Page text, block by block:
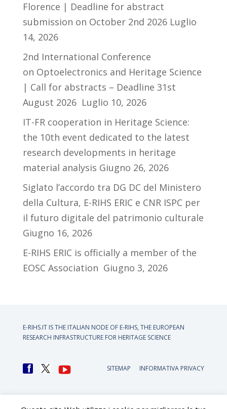
Florence | Deadline for abstract
submission on October 2nd 2026 Luglio
14, 2026
2nd International Conference
on Optoelectronics and Heritage Science
| Call for abstracts – Deadline 31st
August 2026 Luglio 10, 2026
IT-FR cooperation in Heritage Science:
the 10th event dedicated to the latest
research developments in heritage
material analysis Giugno 26, 2026
Siglato l’accordo tra DG DC del Ministero
della Cultura, E-RIHS ERIC e CNR ISPC per
il futuro digitale del patrimonio culturale
Giugno 16, 2026
E-RIHS ERIC is officially a member of the
EOSC Association Giugno 3, 2026
E-RIHS.IT IS THE ITALIAN NODE OF E-RIHS, THE EUROPEAN
RESEARCH INFRASTRUCTURE FOR HERITAGE SCIENCE
SITEMAP INFORMATIVA PRIVACY